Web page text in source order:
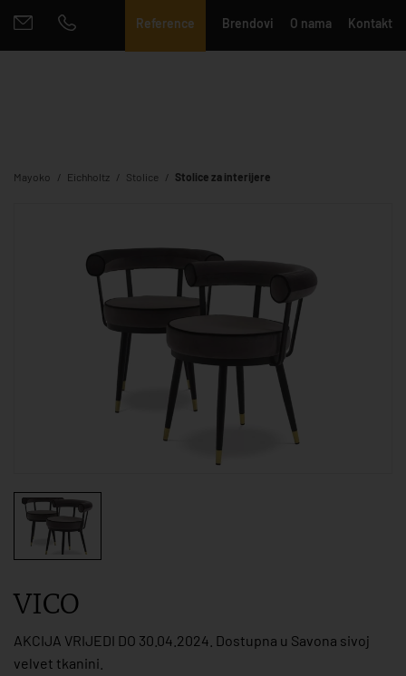
Reference Brendovi O nama Kontakt
Mayoko Eichholtz Stolice Stolice za interijere
VICO
AKCIJA VRIJEDI DO 30.04.2024. Dostupna u Savona sivoj
velvet tkanini.